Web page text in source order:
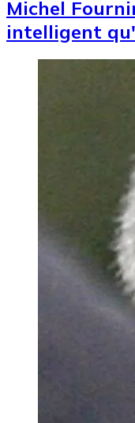
Michel
intelligent